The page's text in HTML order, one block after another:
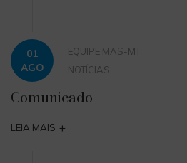
01
AGO
EQUIPE MAS-MT
NOTÍCIAS
Comunicado
LEIA MAIS +